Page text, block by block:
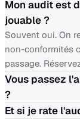
Mon audit est
jouable ?
Souvent oui. On
non-conformités
passage.
Vous passez
?
Et si je rate